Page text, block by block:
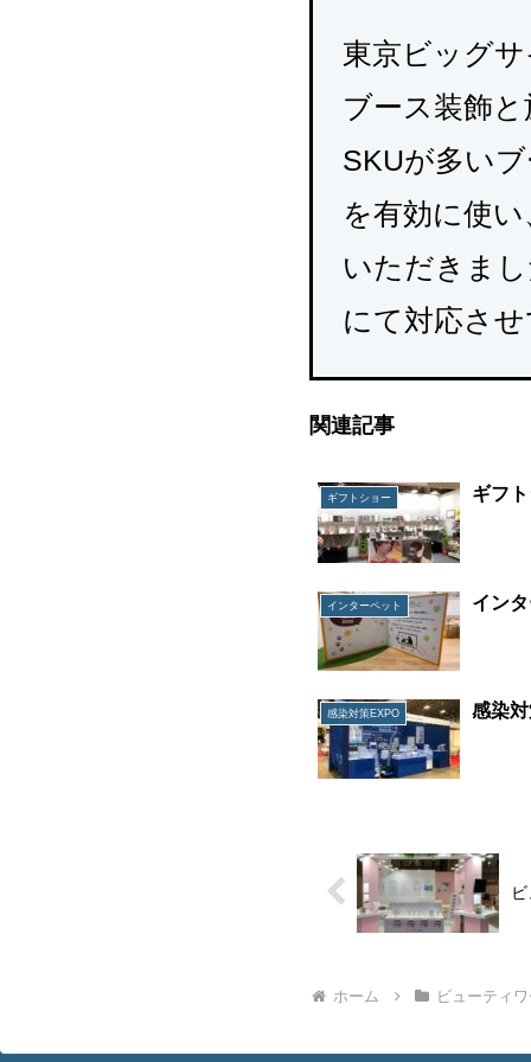
東京ビッグ
ブース装飾
SKUが多い
を有効に使
いただきま
にて対応さ
関連記事
ギフトショー ギフ
インターペット イン
感染対策EXPO 感染
ホーム ビューティ